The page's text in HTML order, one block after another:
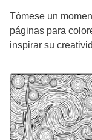
Tómese un
páginas para
inspirar su